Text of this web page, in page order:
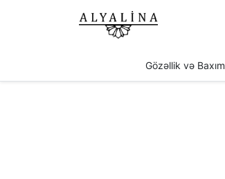
Gözəllik və Baxım